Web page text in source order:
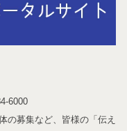
6000
の募集など、皆様の「伝え